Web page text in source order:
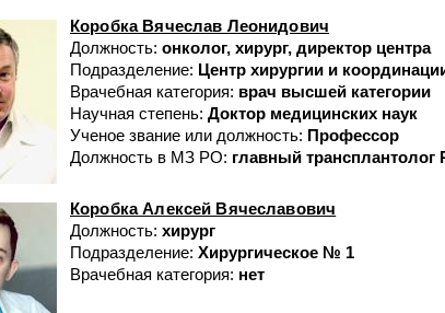
Коробка Вячеслав Леонидович
Должность: онколог, хирург, директор центра
Подразделение: Центр хирургии и
Врачебная категория: врач высшей категории
Научная степень: Доктор медицинских наук
Ученое звание или должность: Профессор
Должность в МЗ РО: главный трансплантолог
Коробка Алексей Вячеславович
Должность: хирург
Подразделение: Хирургическое № 1
Врачебная категория: нет